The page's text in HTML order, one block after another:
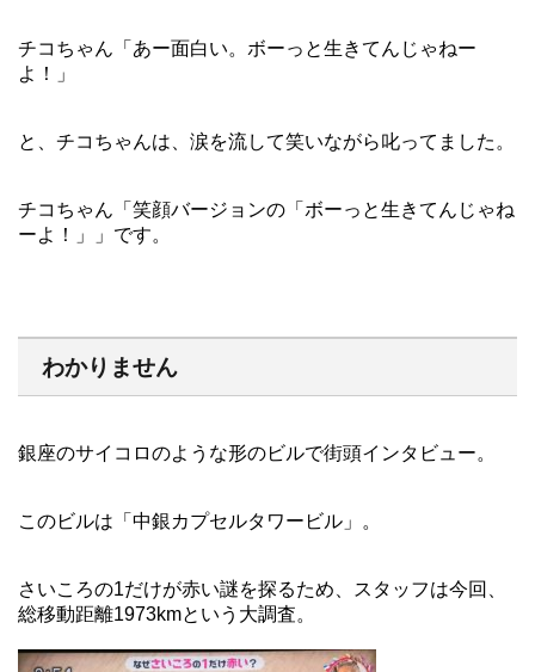
チコちゃん「あー面白い。ボーっと生きてんじゃねー
よ！」
と、チコちゃんは、涙を流して笑いながら叱ってました。
チコちゃん「笑顔バージョンの「ボーっと生きてんじゃね
ーよ！」」です。
わかりません
銀座のサイコロのような形のビルで街頭インタビュー。
このビルは「中銀カプセルタワービル」。
さいころの1だけが赤い謎を探るため、スタッフは今回、
総移動距離1973kmという大調査。